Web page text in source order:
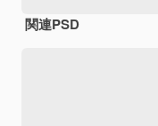
関連PSD